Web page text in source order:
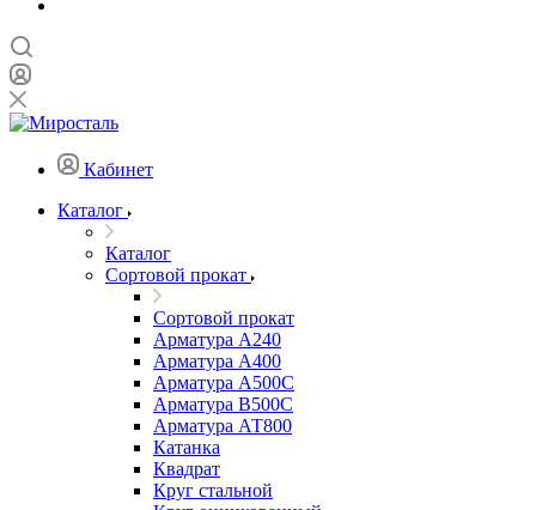
Кабинет
Каталог
Каталог
Сортовой прокат
Сортовой прокат
Арматура А240
Арматура А400
Арматура А500C
Арматура В500С
Арматура АТ800
Катанка
Квадрат
Круг стальной